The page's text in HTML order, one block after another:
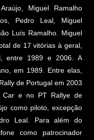
Miguel Ramalho
Pedro Leal, Miguel
Luís Ramalho. Miguel
de 17 vitórias à geral,
entre 1989 e 2006. A
em 1989. Entre elas,
de Portugal em 2003
Car e no PT Rallye de
como piloto, excepção
Leal. Para além do
como patrocinador